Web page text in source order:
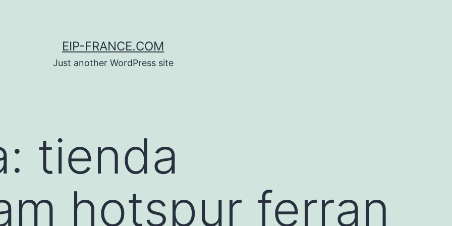
EIP-FRANCE.COM
Just another WordPress site
tienda
hotspur ferran